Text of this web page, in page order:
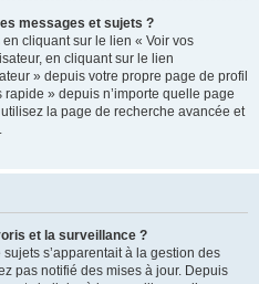
messages et sujets ?
cliquant sur le lien « Voir vos
en cliquant sur le lien
» depuis votre propre page de profil
» depuis n’importe quelle page
la page de recherche avancée et
et la surveillance ?
s’apparentait à la gestion des
pas notifié des mises à jour. Depuis